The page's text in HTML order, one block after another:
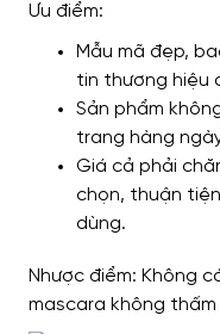
Ưu điểm:
Mẫu mã đẹp,
tin thương hiệu
Sản phẩm
trang hàng
Giá cả phải
chọn, thuận
dùng.
Nhược điểm: Không
mascara không thấm